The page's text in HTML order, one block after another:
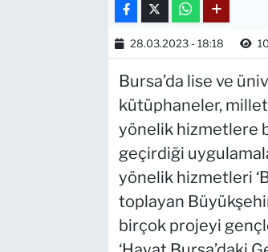
28.03.2023 - 18:18
Bursa’da lise ve
kütüphaneler,
yönelik hizmetlere
geçirdiği
yönelik hizmetleri
toplayan
birçok projeyi